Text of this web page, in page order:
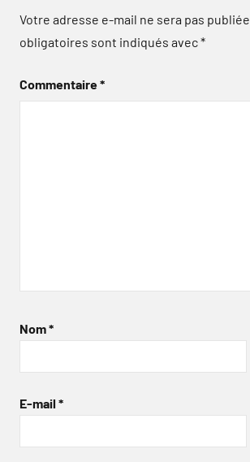
Votre adresse e-mail ne sera pas publiée.
obligatoires sont indiqués avec*
Commentaire*
Nom*
E-mail *